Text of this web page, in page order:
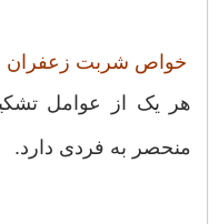
خواص شربت زعفران
هر یک از عوامل
منحصر به فردی دارد.